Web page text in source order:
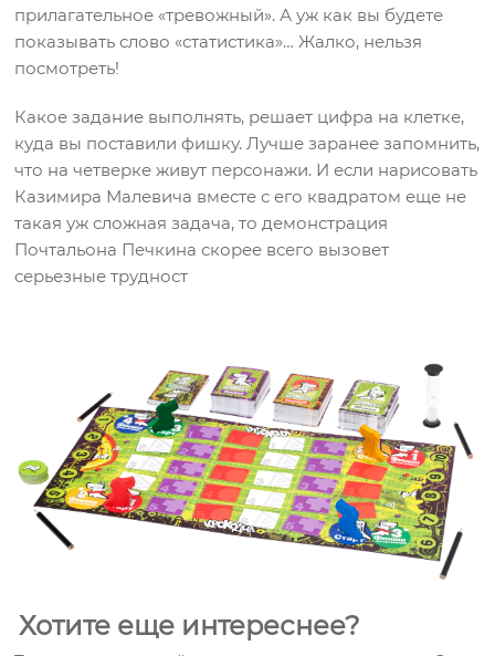
прилагательное «тревожный». А уж как вы будете
показывать слово «статистика»… Жалко, нельзя
посмотреть!
Какое задание выполнять, решает цифра на клетке,
куда вы поставили фишку. Лучше заранее запомнить,
что на четверке живут персонажи. И если нарисовать
Казимира Малевича вместе с его квадратом еще не
такая уж сложная задача, то демонстрация
Почтальона Печкина скорее всего вызовет
серьезные трудност
Хотите еще интереснее?